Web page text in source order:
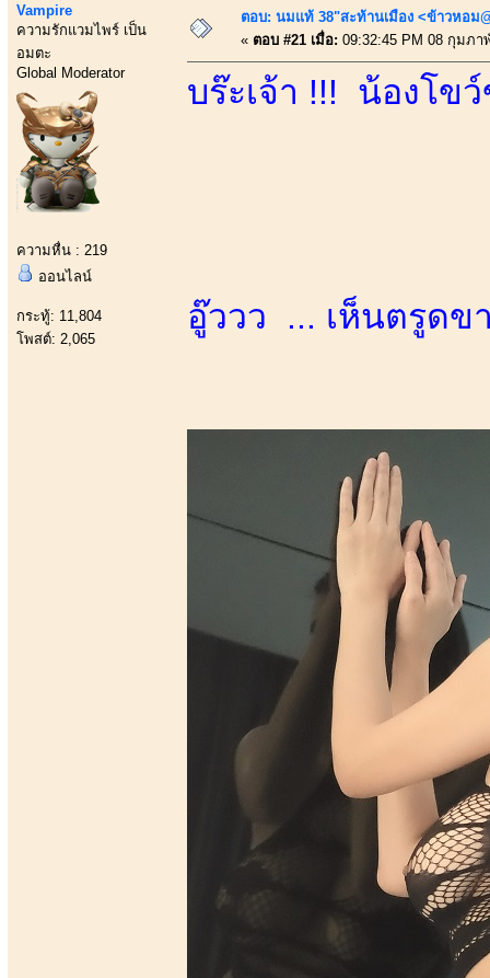
Vampire
ความรักแวมไพร์ เป็น
อมตะ
Global Moderator
ความหื่น : 219
ออนไลน์
กระทู้: 11,804
โพสต์: 2,065
ตอบ: นมแท้ 38"สะท้านเมือง <ข้าวหอม
« ตอบ #21 เมื่อ: 09:32:45 PM 08 กุมภา
บร๊ะเจ้า !!! น้องโข
อู๊ววว ... เห็นตรูดข